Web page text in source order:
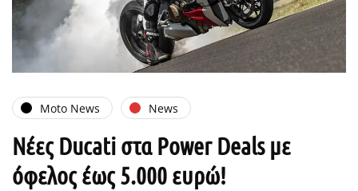
Moto News News
Νέες Ducati στα Power Deals με
όφελος έως 5.000 ευρώ!